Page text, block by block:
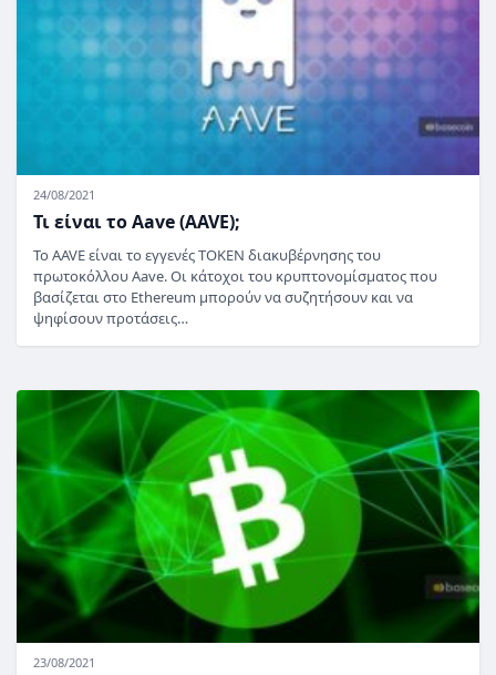
24/08/2021
Τι είναι το Aave (AAVE);
Το AAVE είναι το εγγενές TOKEN διακυβέρνησης του
πρωτοκόλλου Aave. Οι κάτοχοι του κρυπτονομίσματος που
βασίζεται στο Ethereum μπορούν να συζητήσουν και να
ψηφίσουν προτάσεις…
23/08/2021